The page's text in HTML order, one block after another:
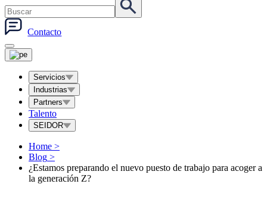
Contacto
Servicios
Industrias
Partners
Talento
SEIDOR
Home >
Blog >
¿Estamos preparando el nuevo puesto de trabajo para acoger a
la generación Z?